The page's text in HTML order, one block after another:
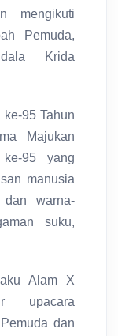
mengikuti
Pemuda,
Krida
95 Tahun
Majukan
95 yang
manusia
dan warna-
suku,
Alam X
upacara
dan